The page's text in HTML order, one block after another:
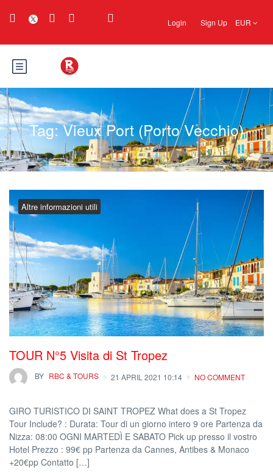
Login Sign Up EUR
Tag:Vieux Port (Porto Vecchio)
Altre informazioni utili
TOUR N°5 Visita di St Tropez
BY RBC & TOURS 21 APRIL 2021 10:14 NO COMMENT
GIRO TURISTICO DI SAINT TROPEZ What does a St Tropez
Tour Include? : Durata: Tour di un giorno intero 9 ore Partenza da
Nizza: 08:00 OGNI MARTEDÌ E SABATO Pick up presso il vostro
Hotel Prezzo : 99€ pp Partenza da Cannes, Antibes & Monaco
+20€pp Contatto […]